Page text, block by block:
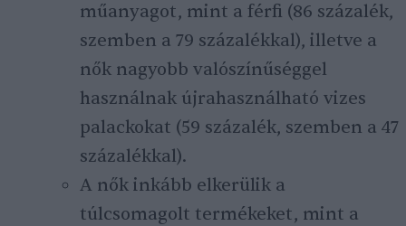
műanyagot, mint a férfi (86 százalék,
szemben a 79 százalékkal), illetve a
nők nagyobb valószínűséggel
használnak újrahasználható vizes
palackokat (59 százalék, szemben a 47
százalékkal).
A nők inkább elkerülik a
túlcsomagolt termékeket, mint a